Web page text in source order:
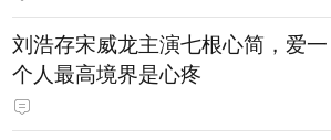
刘浩存宋威龙主演七根心简，爱一
个人最高境界是心疼